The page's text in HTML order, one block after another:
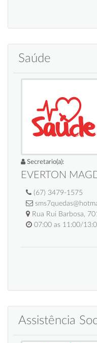
Saúde
Secretario(a):
EVERTON
(67) 3479-1575
Rua Rui Barbosa,
07:00 as 11:00/
Assistência